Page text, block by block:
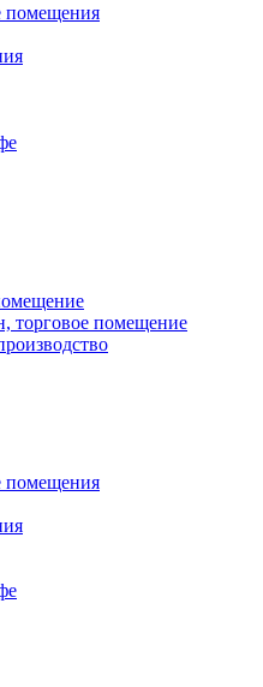
помещения
торговое помещение
помещения